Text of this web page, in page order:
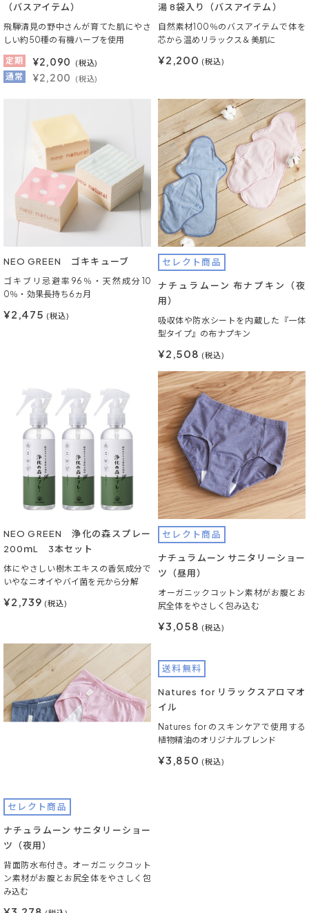
（バスアイテム）
飛騨清見の野中さんが育てた肌にやさ
しい約50種の有機ハーブを使用
定期
¥2,090 (税込)
通常 ¥2,200 (税込)
湯 8袋入り（バスアイテム）
自然素材100％のバスアイテムで体を
芯から温めリラックス＆美肌に
¥2,200 (税込)
NEO GREEN ゴキキューブ
ゴキブリ忌避率96％・天然成分10
0％・効果長持ち6ヵ月
¥2,475 (税込)
セレクト商品
ナチュラムーン 布ナプキン（夜
用）
吸収体や防水シートを内蔵した『一体
型タイプ』の布ナプキン
¥2,508 (税込)
NEO GREEN 浄化の森スプレー
200ｍL 3本セット
体にやさしい樹木エキスの香気成分で
いやなニオイやバイ菌を元から分解
¥2,739 (税込)
セレクト商品
ナチュラムーン サニタリーショー
ツ（昼用）
オーガニックコットン素材がお腹とお
尻全体をやさしく包み込む
¥3,058 (税込)
セレクト商品
ナチュラムーン サニタリーショー
ツ（夜用）
背面防水布付き。オーガニックコット
ン素材がお腹とお尻全体をやさしく包
み込む